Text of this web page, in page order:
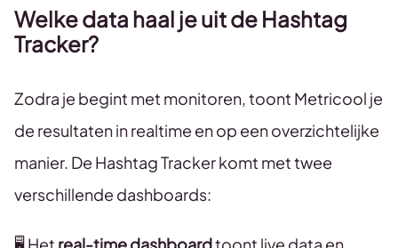
Welke data haal je uit de Hashtag
Tracker?
Zodra je begint met monitoren, toont Metricool je
de resultaten in realtime en op een overzichtelijke
manier. De Hashtag Tracker komt met twee
verschillende dashboards: